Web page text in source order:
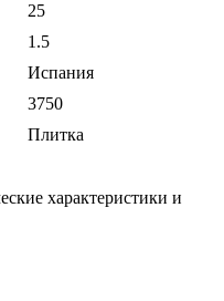
25
1.5
Испания
3750
Плитка
характеристики и